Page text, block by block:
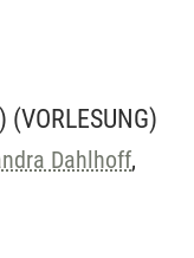
(VORLESUNG)
Dahlhoff,